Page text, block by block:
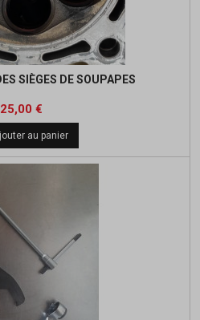
SIÈGES DE SOUPAPES
Prix
25,00 €
au panier